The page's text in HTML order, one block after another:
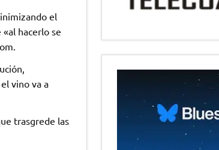
el
hacerlo se
vino va a
trasgrede las